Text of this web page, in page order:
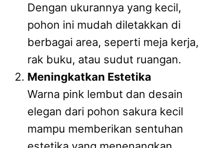
Dengan ukurannya yang kecil,
pohon ini mudah diletakkan di
berbagai area, seperti meja kerja,
rak buku, atau sudut ruangan.
Meningkatkan Estetika
Warna pink lembut dan desain
elegan dari pohon sakura kecil
mampu memberikan sentuhan